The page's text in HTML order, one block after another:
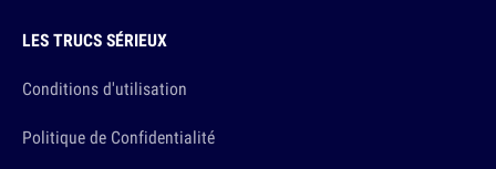
LES TRUCS SÉRIEUX
Conditions d'utilisation
Politique de Confidentialité